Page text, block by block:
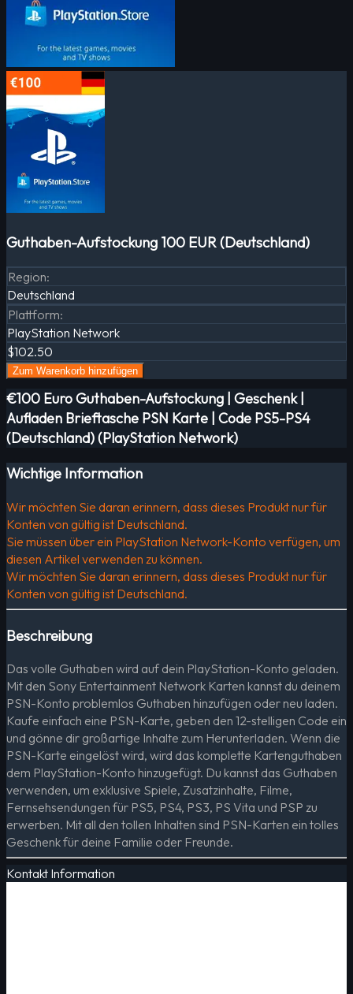
Guthaben-Aufstockung 100 EUR (Deutschland)
Region:
Deutschland
Plattform:
PlayStation Network
$102.50
Zum Warenkorb hinzufügen
€100 Euro Guthaben-Aufstockung | Geschenk |
Aufladen Brieftasche PSN Karte | Code PS5-PS4
(Deutschland) (PlayStation Network)
Wichtige Information
Wir möchten Sie daran erinnern, dass dieses Produkt nur für
Konten von gültig ist Deutschland.
Sie müssen über ein PlayStation Network-Konto verfügen, um
diesen Artikel verwenden zu können.
Wir möchten Sie daran erinnern, dass dieses Produkt nur für
Konten von gültig ist Deutschland.
Beschreibung
Das volle Guthaben wird auf dein PlayStation-Konto geladen.
Mit den Sony Entertainment Network Karten kannst du deinem
PSN-Konto problemlos Guthaben hinzufügen oder neu laden.
Kaufe einfach eine PSN-Karte, geben den 12-stelligen Code ein
und gönne dir großartige Inhalte zum Herunterladen. Wenn die
PSN-Karte eingelöst wird, wird das komplette Kartenguthaben
dem PlayStation-Konto hinzugefügt. Du kannst das Guthaben
verwenden, um exklusive Spiele, Zusatzinhalte, Filme,
Fernsehsendungen für PS5, PS4, PS3, PS Vita und PSP zu
erwerben. Mit all den tollen Inhalten sind PSN-Karten ein tolles
Geschenk für deine Familie oder Freunde.
Kontakt Information